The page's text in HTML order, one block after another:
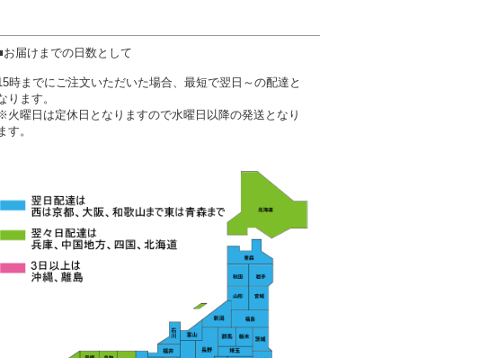
お届けまでの日数として
時までにご注文いただいた場合、最短で翌日～の配達と
ります。
火曜日は定休日となりますので水曜日以降の発送となり
す。